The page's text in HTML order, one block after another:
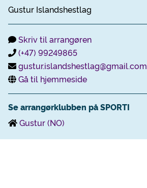
Gustur Islandshestlag
Skriv til arrangøren
(+47) 99249865
gustur.islandshestlag@gmail.com
Gå til hjemmeside
Se arrangørklubben på SPORTI
Gustur (NO)